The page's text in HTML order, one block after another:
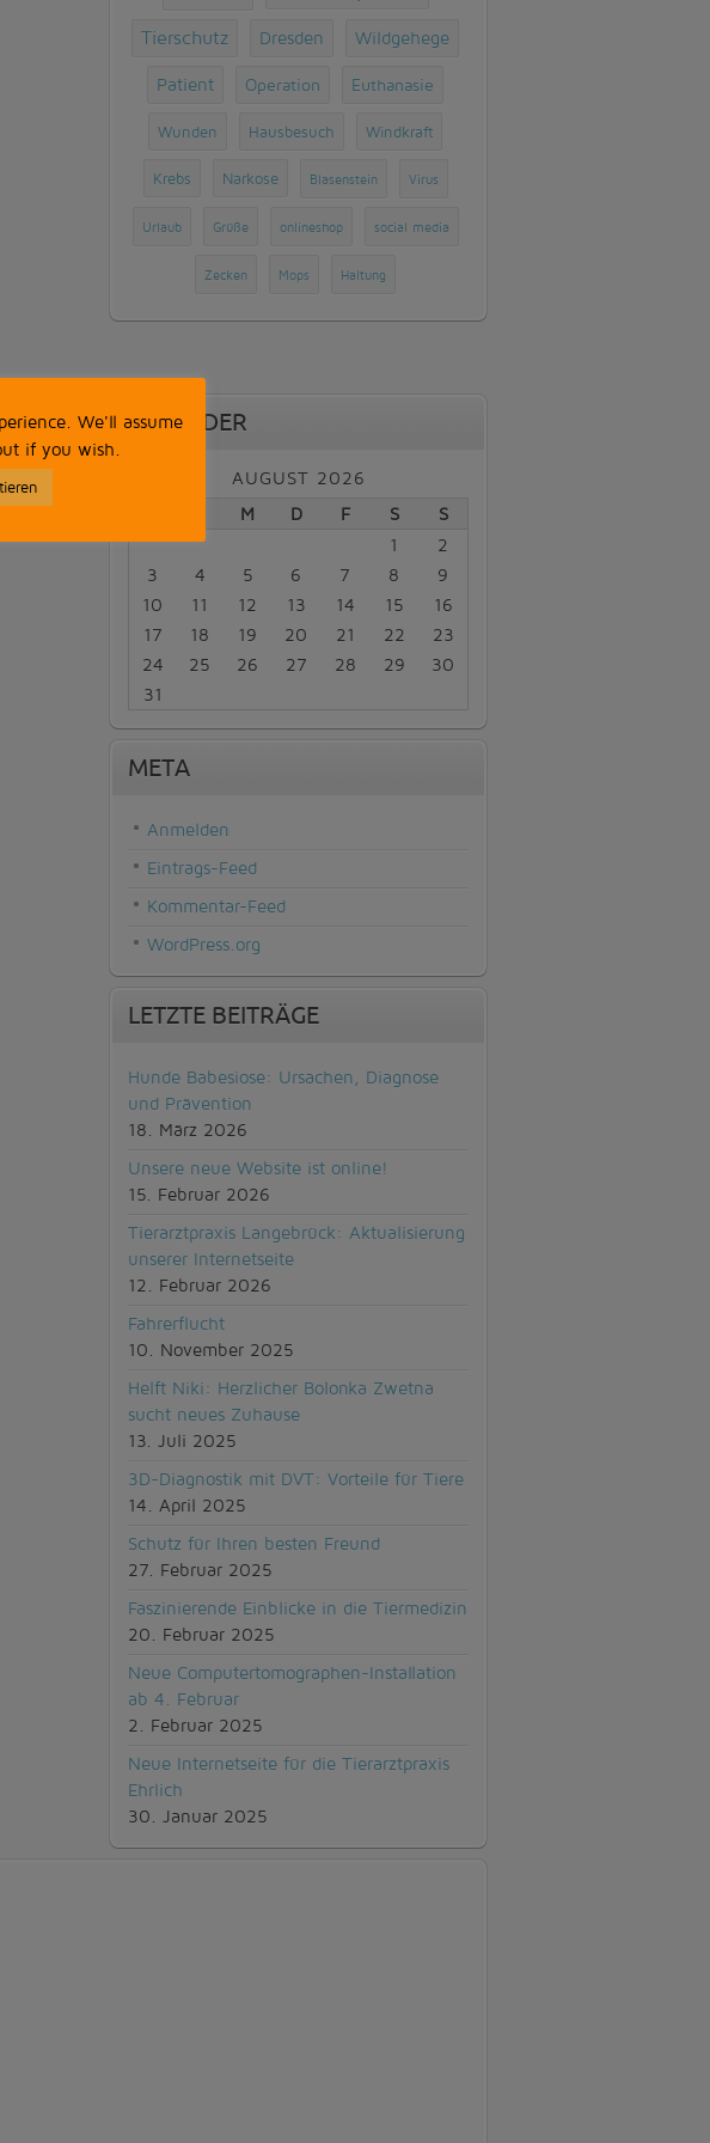
Tierschutz Dresden Wildgehege
Patient Operation Euthanasie
Wunden Hausbesuch Windkraft
Krebs Narkose Blasenstein Virus
Urlaub Grüße onlineshop social media
Zecken Mops Haltung
KALENDER
AUGUST 2026
M D F S
S
1
2
3
4 5 6 7 8
9
10
11 12 13 14 15
16
17
18 19 20 21 22
23
24
25 26 27 28 29
30
31
META
Anmelden
Eintrags-Feed
Kommentar-Feed
WordPress.org
LETZTE BEITRÄGE
Hunde Babesiose: Ursachen, Diagnose
und Prävention
18. März 2026
Unsere neue Website ist online!
15. Februar 2026
Tierarztpraxis Langebrück: Aktualisierung
unserer Internetseite
12. Februar 2026
Fahrerflucht
10. November 2025
Helft Niki: Herzlicher Bolonka Zwetna
sucht neues Zuhause
13. Juli 2025
3D-Diagnostik mit DVT: Vorteile für Tiere
14. April 2025
Schutz für Ihren besten Freund
27. Februar 2025
Faszinierende Einblicke in die Tiermedizin
20. Februar 2025
Neue Computertomographen-Installation
ab 4. Februar
2. Februar 2025
Neue Internetseite für die Tierarztpraxis
Ehrlich
30. Januar 2025
We'll assume
if you wish.